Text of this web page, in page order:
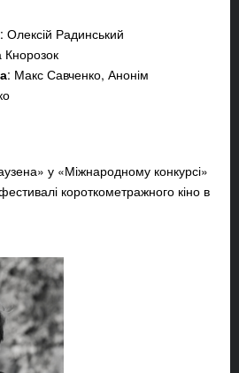
: Олексій Радинський
: Макс Савченко, Анонім
у «Міжнародному конкурсі»
короткометражного кіно в